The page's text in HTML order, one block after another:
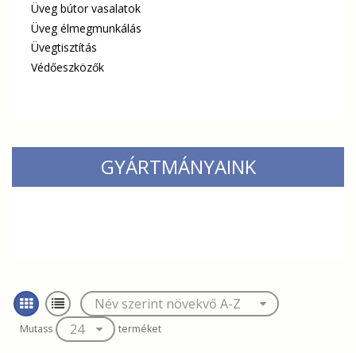
Üveg bútor vasalatok
Üveg élmegmunkálás
Üvegtisztítás
Védőeszközők
GYÁRTMÁNYAINK
Mutass terméket